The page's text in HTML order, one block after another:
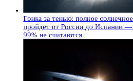
Гонка за тенью: полное
пройдет от России до Испании —
99% не считаются